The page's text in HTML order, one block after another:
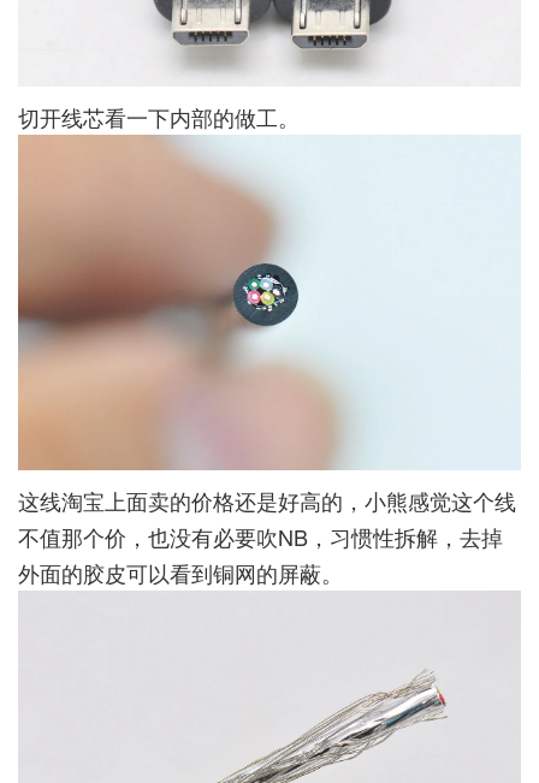
切开线芯看一下内部的做工。
这线淘宝上面卖的价格还是好高的，小熊感觉这个线
不值那个价，也没有必要吹NB，习惯性拆解，去掉
外面的胶皮可以看到铜网的屏蔽。